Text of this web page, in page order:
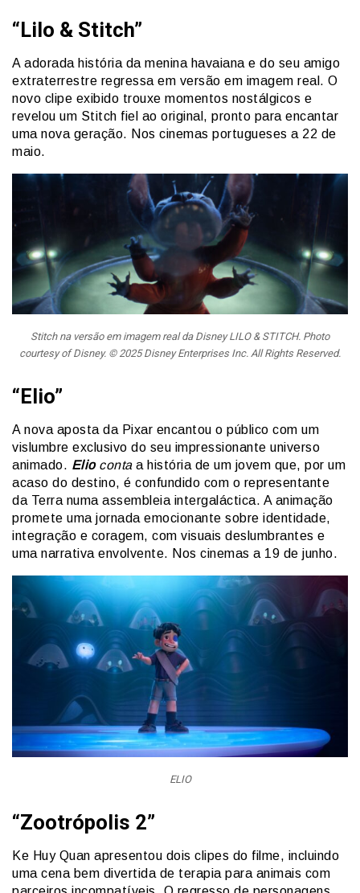
“Lilo & Stitch”
A adorada história da menina havaiana e do seu amigo
extraterrestre regressa em versão em imagem real. O
novo clipe exibido trouxe momentos nostálgicos e
revelou um Stitch fiel ao original, pronto para encantar
uma nova geração. Nos cinemas portugueses a 22 de
maio.
Stitch na versão em imagem real da Disney LILO & STITCH. Photo
courtesy of Disney. © 2025 Disney Enterprises Inc. All Rights Reserved.
“Elio”
A nova aposta da Pixar encantou o público com um
vislumbre exclusivo do seu impressionante universo
animado. Eliocontaa história de um jovem que, por um
acaso do destino, é confundido com o representante
da Terra numa assembleia intergaláctica. A animação
promete uma jornada emocionante sobre identidade,
integração e coragem, com visuais deslumbrantes e
uma narrativa envolvente. Nos cinemas a 19 de junho.
ELIO
“Zootrópolis 2”
Ke Huy Quan apresentou dois clipes do filme, incluindo
uma cena bem divertida de terapia para animais com